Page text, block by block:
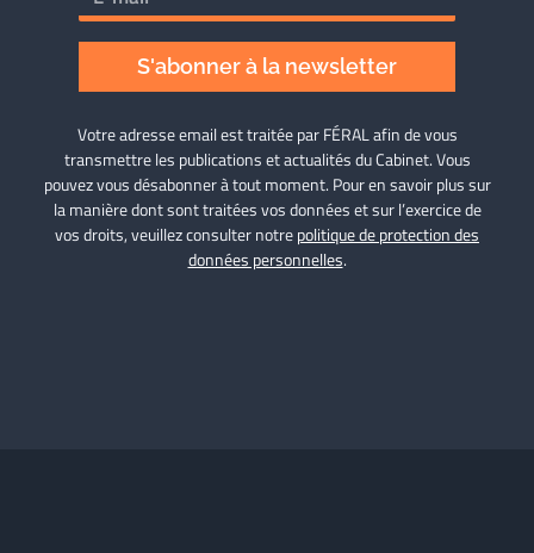
S'abonner à la newsletter
Votre adresse email est traitée par FÉRAL afin de vous
transmettre les publications et actualités du Cabinet. Vous
pouvez vous désabonner à tout moment. Pour en savoir plus sur
la manière dont sont traitées vos données et sur l’exercice de
vos droits, veuillez consulter notrepolitique de protection des
données personnelles.